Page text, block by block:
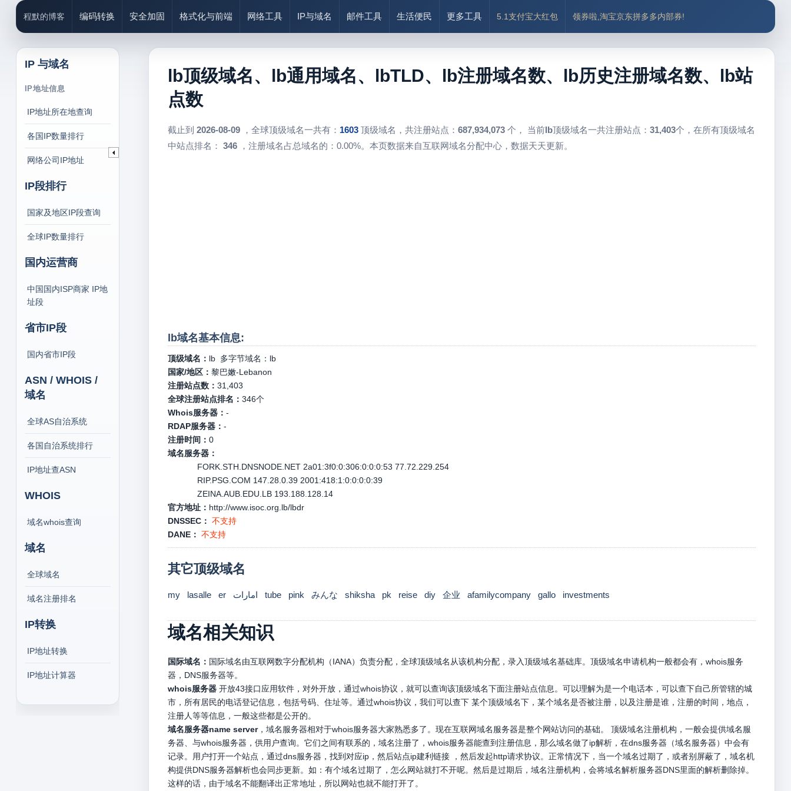
程默的博客 编码转换 安全加固 格式化与前端 网络工具 IP与域名 邮件工具 生活便民 更多工具 5.1支付宝大红包 领券啦,淘宝京东拼多多内部券!
IP 与域名
IP地址信息
IP地址所在地查询
各国IP数量排行
网络公司IP地址
IP段排行
国家及地区IP段查询
全球IP数量排行
国内运营商
中国国内ISP商家 IP地
址段
省市IP段
国内省市IP段
ASN / WHOIS /
域名
全球AS自治系统
各国自治系统排行
IP地址查ASN
WHOIS
域名whois查询
域名
全球域名
域名注册排名
IP转换
IP地址转换
IP地址计算器
lb顶级域名、lb通用域名、lbTLD、lb注册域名数、lb历史注册域名数、lb站
点数
截止到 2026-08-09，全球顶级域名一共有： 1603 顶级域名，共注册站点： 687,934,073 个， 当前lb顶级域名一共注册站点： 31,403个，在所有顶级域名
中站点排名： 346，注册域名占总域名的：0.00%。本页数据来自互联网域名分配中心，数据天天更新。
lb域名基本信息:
顶级域名： lb多字节域名： lb
国家/地区： 黎巴嫩-Lebanon
注册站点数： 31,403
全球注册站点排名： 346个
Whois服务器： -
RDAP服务器： -
注册时间： 0
域名服务器：
FORK.STH.DNSNODE.NET 2a01:3f0:0:306:0:0:0:53 77.72.229.254
RIP.PSG.COM 147.28.0.39 2001:418:1:0:0:0:0:39
ZEINA.AUB.EDU.LB 193.188.128.14
官方地址： http://www.isoc.org.lb/lbdr
DNSSEC： 不支持
DANE： 不支持
其它顶级域名
my lasalle er امارات tube pink みんな shiksha pk reise diy 企业 afamilycompany gallo investments
域名相关知识
国际域名： 国际域名由互联网数字分配机构（IANA）负责分配，全球顶级域名从该机构分配，录入顶级域名基础库。顶级域名申请机构一般都会有，whois服务
器，DNS服务器等。
whois服务器开放43接口应用软件，对外开放，通过whois协议，就可以查询该顶级域名下面注册站点信息。可以理解为是一个电话本，可以查下自己所管辖的城
市，所有居民的电话登记信息，包括号码、住址等。通过whois协议，我们可以查下 某个顶级域名下，某个域名是否被注册，以及注册是谁，注册的时间，地点，
注册人等等信息，一般这些都是公开的。
域名服务器name server，域名服务器相对于whois服务器大家熟悉多了。现在互联网域名服务器是整个网站访问的基础。 顶级域名注册机构，一般会提供域名服
务器、与whois服务器，供用户查询。它们之间有联系的，域名注册了，whois服务器能查到注册信息，那么域名做了ip解析，在dns服务器（域名服务器）中会有
记录。用户打开一个站点，通过dns服务器，找到对应ip，然后站点ip建利链接 ，然后发起http请求协议。正常情况下，当一个域名过期了，或者别屏蔽了，域名机
构提供DNS服务器解析也会同步更新。如：有个域名过期了，怎么网站就打不开呢。然后是过期后，域名注册机构，会将域名解析服务器DNS里面的解析删除掉。
这样的话，由于域名不能翻译出正常地址，所以网站也就不能打开了。